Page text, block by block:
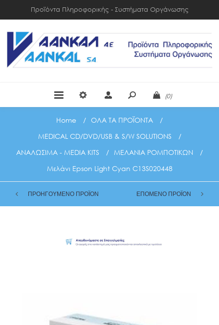
Προϊόντα Πληροφορικής - Συστήματα Οργάνωσης
(0)
Home / ΟΛΑ ΤΑ ΠΡΟΪΟΝΤΑ
/
MEDICAL CD/DVD/USB & S/W SOLUTIONS
/
ΑΝΑΛΩΣΙΜΑ - MEDIA KITS
/ ΜΕΛΑΝΙΑ ΡΟΜΠΟΤΙΚΩΝ
/
Μελάνι Epson Light Cyan C13S020448
ΠΡΟΗΓΟΥΜΕΝΟ ΠΡΟΪΟΝ ΕΠΟΜΕΝΟ ΠΡΟΪΟΝ